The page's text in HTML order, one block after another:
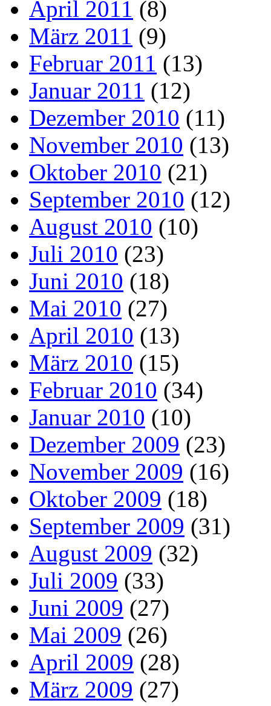
April 2011 (8)
März 2011 (9)
Februar 2011 (13)
Januar 2011 (12)
Dezember 2010 (11)
November 2010 (13)
Oktober 2010 (21)
September 2010 (12)
August 2010 (10)
Juli 2010 (23)
Juni 2010 (18)
Mai 2010 (27)
April 2010 (13)
März 2010 (15)
Februar 2010 (34)
Januar 2010 (10)
Dezember 2009 (23)
November 2009 (16)
Oktober 2009 (18)
September 2009 (31)
August 2009 (32)
Juli 2009 (33)
Juni 2009 (27)
Mai 2009 (26)
April 2009 (28)
März 2009 (27)